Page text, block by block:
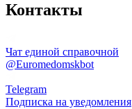
Контакты
Чат единой справочной
@Euromedomskbot
Telegram
Подписка на уведомления